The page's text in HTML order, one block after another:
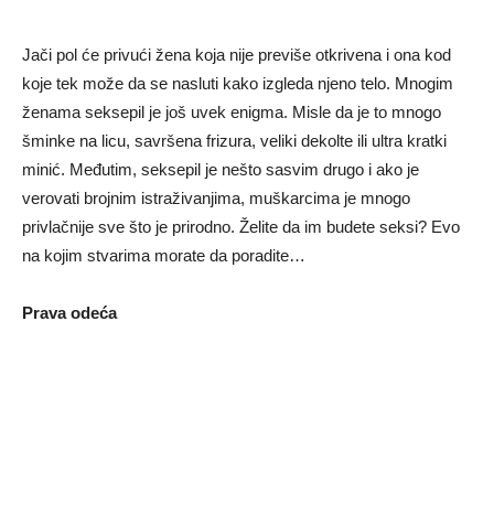
Jači pol će privući žena koja nije previše otkrivena i ona kod
koje tek može da se nasluti kako izgleda njeno telo. Mnogim
ženama seksepil je još uvek enigma. Misle da je to mnogo
šminke na licu, savršena frizura, veliki dekolte ili ultra kratki
minić. Međutim, seksepil je nešto sasvim drugo i ako je
verovati brojnim istraživanjima, muškarcima je mnogo
privlačnije sve što je prirodno. Želite da im budete seksi? Evo
na kojim stvarima morate da poradite…
Prava odeća